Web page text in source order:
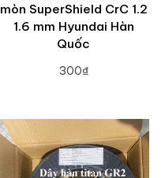
mòn SuperShield CrC 1.2
1.6 mm Hyundai Hàn
Quốc
300₫